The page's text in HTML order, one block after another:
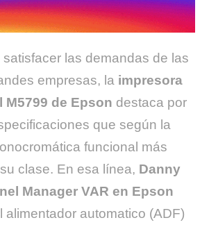
las demandas de las
empresas, la impresora
de Epson destaca por
que según la
funcional más
clase. En esa línea, Danny
Manager VAR en Epson
alimentador automatico (ADF)